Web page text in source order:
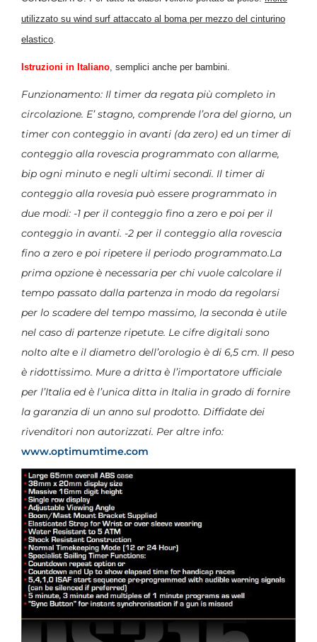
utilizzato su wind surf attaccato al boma per mezzo del cinturino
elastico
Istruzioni in Italiano , semplici anche per bambini.
Funzionamento: Il timer da regata più completo in
circolazione. E’ stagno, comprende l’ora del giorno, un
timer con conteggio in avanti (da zero) ed un timer di
conteggio alla rovescia programmato con allarme,
bip ogni minuto e negli ultimi secondi. Il timer di
conteggio alla rovesia può essere programmato in
due modi: -1 per il conteggio fino a zero e poi per il
conteggio in avanti. -2 per il conteggio alla rovescia
fino a zero e poi ripetere il periodo programmato.La
prima opzione è necessaria per chi vuole calcolare il
tempo passato dalla partenza in modo da regolarsi
per lo scadere del tempo massimo, la seconda è utile
nel caso di partenze ripetute. Le cifre digitali sono
nolto alte e il diametro dell’orologio è di 6,5 cm. Il peso
è ridottissimo. Mure a dritta è l’importatore ufficiale
per l’Italia ed è l’unica ditta in Italia in grado di fornire
la garanzia di un anno sul prodotto. Diffidate dei
rivenditori non autorizzati. Per altre info:
www.optimumtime.com